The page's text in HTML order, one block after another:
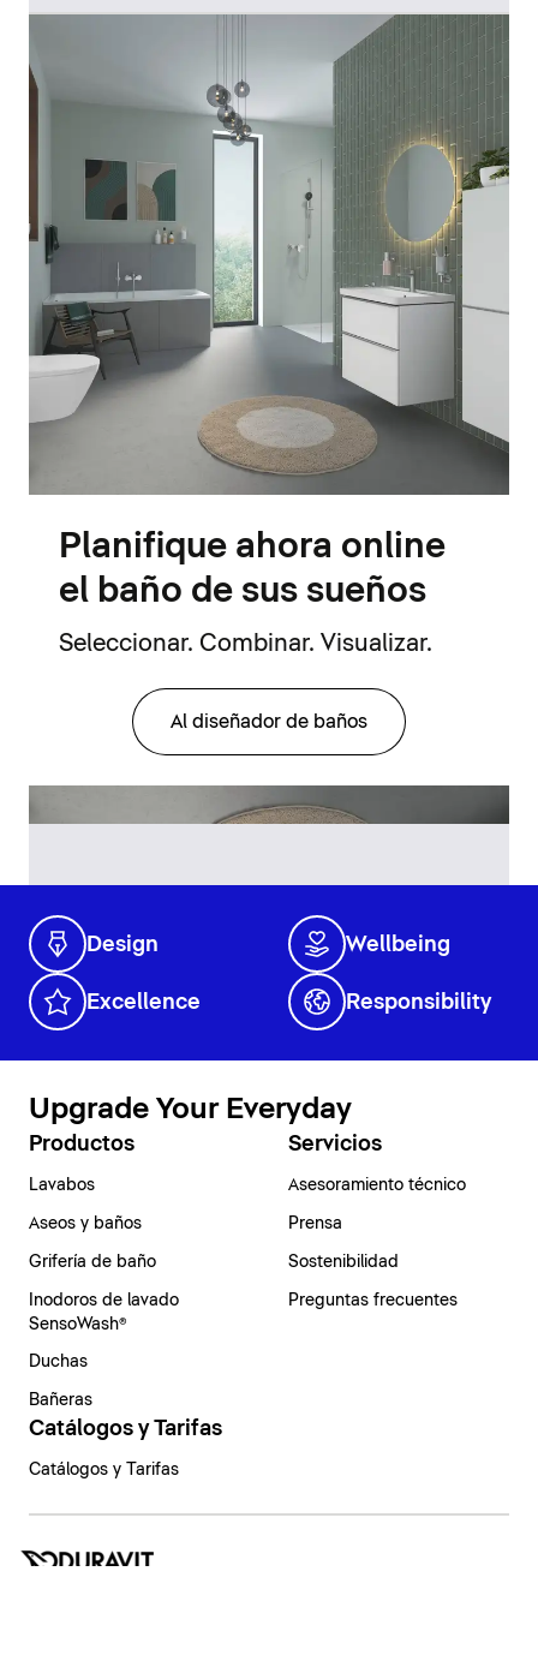
Planifique ahora online
el baño de sus sueños
Seleccionar. Combinar. Visualizar.
Al diseñador de baños
Design Wellbeing
Excellence Responsibility
Upgrade Your Everyday
Productos
Lavabos
Aseos y baños
Grifería de baño
Inodoros de lavado
SensoWash®
Duchas
Bañeras
Servicios
Asesoramiento técnico
Prensa
Sostenibilidad
Preguntas frecuentes
Catálogos y Tarifas
Catálogos y Tarifas